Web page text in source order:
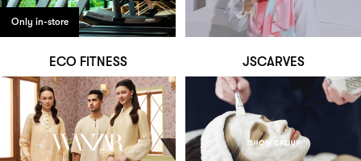
Only in-store
ECO FITNESS JSCARVES